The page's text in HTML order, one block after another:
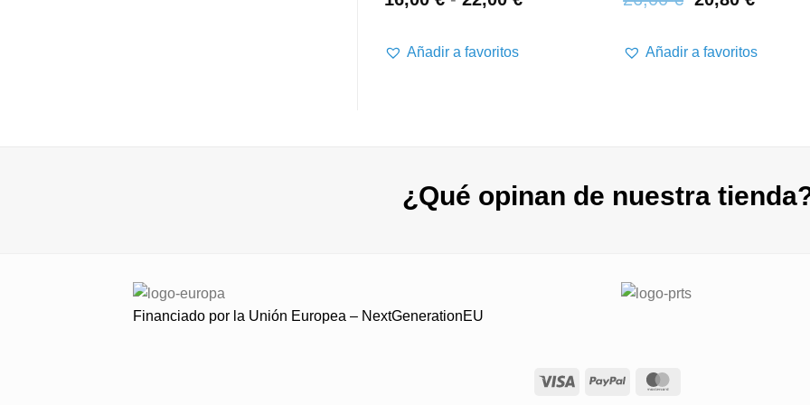
Añadir a favoritos Añadir a favoritos
¿Qué opinan de nuestra
Financiado por la Unión Europea – NextGenerationEU